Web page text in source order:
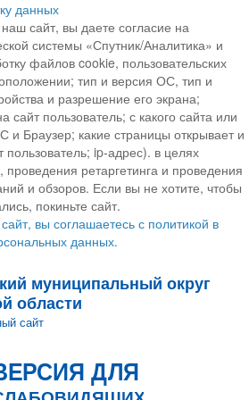
данных
сайт, вы даете согласие на
системы «Спутник/Аналитика» и
файлов cookie, пользовательских
тип и версия ОС, тип и
и разрешение его экрана;
сайт пользователь; с какого сайта или
и Браузер; какие страницы открывает и
пользователь; ip-адрес). в целях
ретаргетинга и проведения
и обзоров. Если вы не хотите, чтобы
покиньте сайт.
вы соглашаетесь с политикой в
данных.